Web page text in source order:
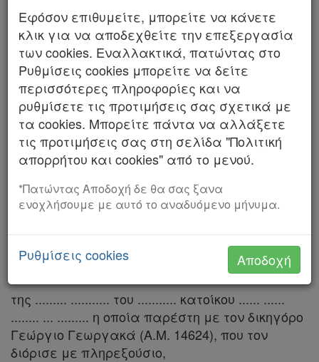
Χρήσιμα
Assistant
Νομολογία
Kodiko
Forum
Αναζήτηση
Κ.Α.Δ.
Διακρατικές
Συμφωνίες
Ελλάδας
Αριθμός 2048/2025
ΤΟ ΣΥΜΒΟΥΛΙΟ ΤΗΣ ΕΠΙΚΡΑΤΕΙΑΣ
ΤΜΗΜΑ Β΄
Συνεδρίασε δημόσια στο ακροατήριό του στις
24 Σεπτεμβρίου 2025, με την εξής σύνθεση:
Κωνσταντίνα Φιλοπούλου, Αντιπρόεδρος,
Προεδρεύουσα, σε αναπλήρωση του Πρόεδρου
του Τμήματος, που είχε κώλυμα, Σοφία
Βιτάλη, Βασιλική Μόσχου, Σύμβουλοι, Γεωργία
Γραμματέας η Καλλιόπη Ανδρέου.
Για να δικάσει την από 8 Μαΐου 2019 αίτηση:
της ......... ........... του ........... κατοίκου ...... ......
........ ... ......... η οποία παρέστη με τον δικηγόρο
Γεώργιο Γεωργακά (Α.Μ. 14624), που τον
διόρισε με πληρεξούσιο,
Εφόσον επιθυμείτε, μπορείτε να κάνετε
κλικ για να αποδεχθείτε την επεξεργασία
των cookies. Εναλλακτικά, πατώντας στο
Ρυθμίσεις cookies μπορείτε να δείτε
περισσότερες πληροφορίες και να
ρυθμίσετε τις προτιμήσεις σας σχετικά με
τα cookies. Μπορείτε πάντα να αλλάξετε
τις προτιμήσεις σας στη σελίδα "Πολιτική
απορρήτου και cookies" από το μενού.
*Πατώντας Αποδοχή δε θα σας ξανα
ενοχλήσουμε με αυτό το αναδυόμενο μήνυμα.
Ρυθμίσεις cookies Αποδοχή